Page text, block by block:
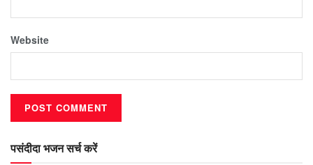
Website
पसंदीदा भजन सर्च करें